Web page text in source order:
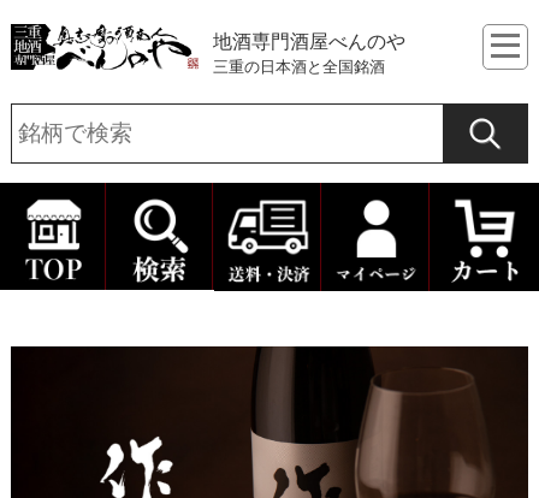
地酒専門酒屋べんのや
三重の日本酒と全国銘酒